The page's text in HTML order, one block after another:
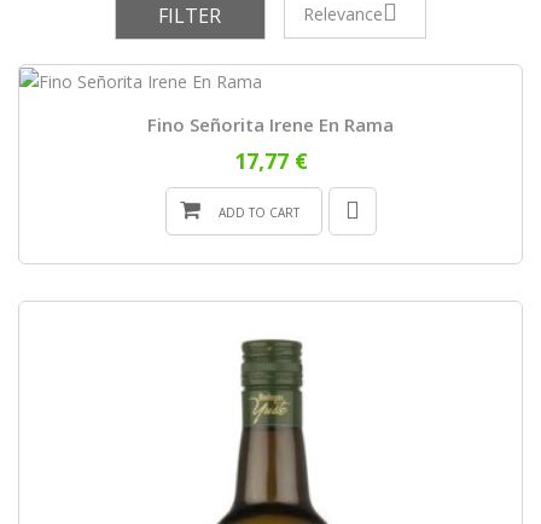
FILTER Relevance
Fino Señorita Irene En Rama
17,77 €
ADD TO CART